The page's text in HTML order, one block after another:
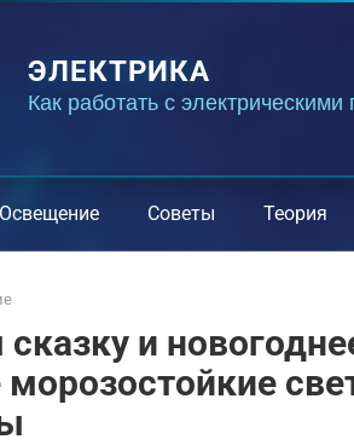
ЭЛЕКТРИКА
Как работать с
Освещение Советы Теория
и